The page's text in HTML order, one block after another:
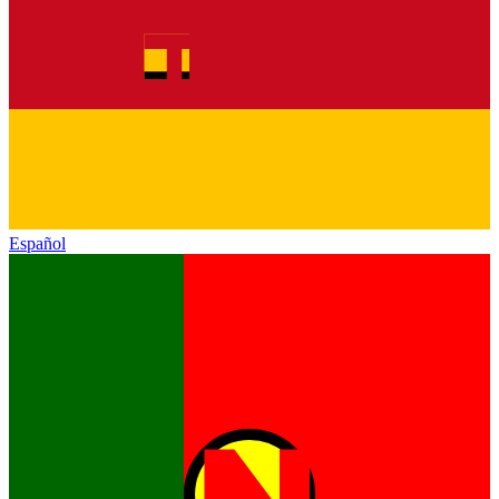
Español